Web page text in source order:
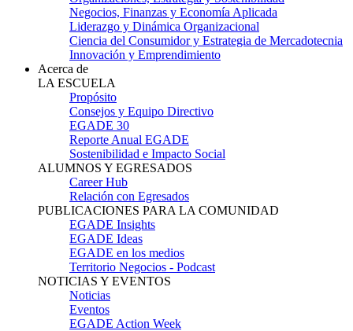
Negocios, Finanzas y Economía Aplicada
Liderazgo y Dinámica Organizacional
Ciencia del Consumidor y Estrategia de Mercadotecnia
Innovación y Emprendimiento
Acerca de
LA ESCUELA
Propósito
Consejos y Equipo Directivo
EGADE 30
Reporte Anual EGADE
Sostenibilidad e Impacto Social
ALUMNOS Y EGRESADOS
Career Hub
Relación con Egresados
PUBLICACIONES PARA LA COMUNIDAD
EGADE Insights
EGADE Ideas
EGADE en los medios
Territorio Negocios - Podcast
NOTICIAS Y EVENTOS
Noticias
Eventos
EGADE Action Week